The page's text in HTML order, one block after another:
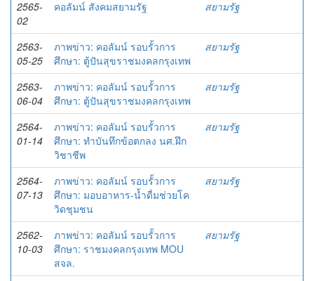
2565-
02
คอลัมน์ สังคมสยามรัฐ สยามรัฐ
2563-
05-25
ภาพข่าว: คอลัมน์ รอบรั้วการ
ศึกษา: ตู้ปันสุขราชมงคลกรุงเทพ
สยามรัฐ
2563-
06-04
ภาพข่าว: คอลัมน์ รอบรั้วการ
ศึกษา: ตู้ปันสุขราชมงคลกรุงเทพ
สยามรัฐ
2564-
01-14
ภาพข่าว: คอลัมน์ รอบรั้วการ
ศึกษา: ทำบันทึกข้อตกลง นศ.ฝึก
วิชาชีพ
สยามรัฐ
2564-
07-13
ภาพข่าว: คอลัมน์ รอบรั้วการ
ศึกษา: มอบอาหาร-น้ำดื่มช่วยโค
วิดชุมชน
สยามรัฐ
2562-
10-03
ภาพข่าว: คอลัมน์ รอบรั้วการ
ศึกษา: ราชมงคลกรุงเทพ MOU
สจล.
สยามรัฐ